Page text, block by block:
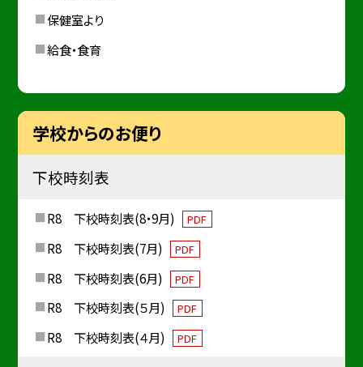
保健室より
給食・食育
学校からのお便り
下校時刻表
R8 下校時刻表(8・9月) PDF
R8 下校時刻表(7月) PDF
R8 下校時刻表(6月) PDF
R8 下校時刻表(５月) PDF
R8 下校時刻表(４月) PDF